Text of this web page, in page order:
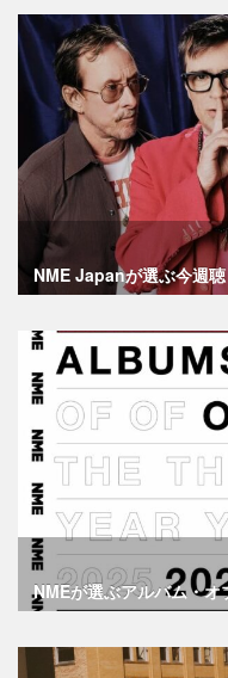
NME Japanが選ぶ今週
NMEが選ぶアルバム・オ